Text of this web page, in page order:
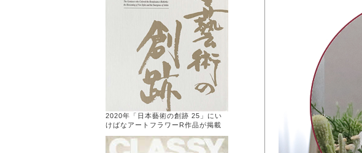
2020年「日本藝術の創跡 25」にい
けばなアートフラワーR作品が掲載